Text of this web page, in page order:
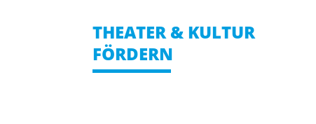
THEATER & KULTUR
FÖRDERN